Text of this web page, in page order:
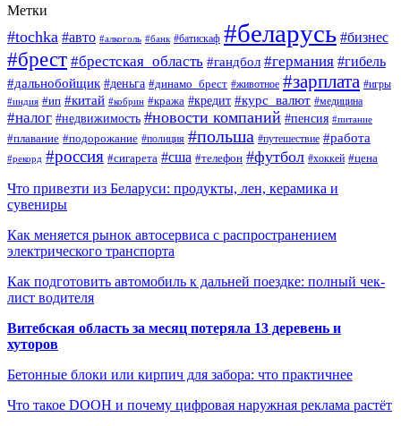
Метки
#tochka #авто #алкоголь #банк #батискаф #беларусь #бизнес
#брест #брестская_область #гандбол #германия #гибель
#дальнобойщик #деньга #динамо_брест #животное #зарплата #игры
#индия #ип #китай #кобрин #кража #кредит #курс_валют #медицина
#налог #недвижимость #новости компаний #пенсия #питание
#плавание #подорожание #полиция #польша #путешествие #работа
#рекорд #россия #сигарета #сша #телефон #футбол #хоккей #цена
Что привезти из Беларуси: продукты, лен, керамика и
сувениры
Как меняется рынок автосервиса с распространением
электрического транспорта
Как подготовить автомобиль к дальней поездке: полный чек-
лист водителя
Витебская область за месяц потеряла 13 деревень и
хуторов
Бетонные блоки или кирпич для забора: что практичнее
Что такое DOOH и почему цифровая наружная реклама растёт